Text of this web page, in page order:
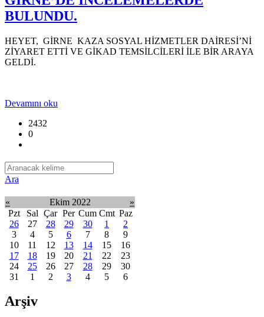
BULUNDU.
HEYET, GİRNE KAZA SOSYAL HİZMETLER DAİRESİ’Nİ
ZİYARET ETTİ VE GİKAD TEMSİLCİLERİ İLE BİR ARAYA
GELDİ.
Devamını oku
2432
0
Ara
« Ekim 2022
»
Pzt
Sal Çar Per Cum Cmt Paz
26
27 28 29 30 1
2
3
4 5 6 7 8
9
10
11 12 13 14 15
16
17
18 19 20 21 22
23
24
25 26 27 28 29
30
31
1 2 3 4 5 6
Arşiv